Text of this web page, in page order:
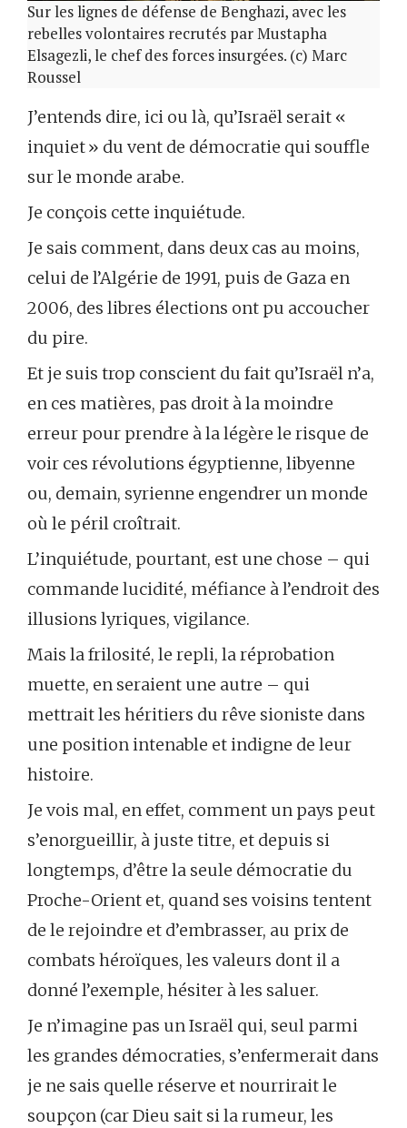
Sur les lignes de défense de Benghazi, avec les
rebelles volontaires recrutés par Mustapha
Elsagezli, le chef des forces insurgées. (c) Marc
Roussel
J’entends dire, ici ou là, qu’Israël serait «
inquiet » du vent de démocratie qui souffle
sur le monde arabe.
Je conçois cette inquiétude.
Je sais comment, dans deux cas au moins,
celui de l’Algérie de 1991, puis de Gaza en
2006, des libres élections ont pu accoucher
du pire.
Et je suis trop conscient du fait qu’Israël n’a,
en ces matières, pas droit à la moindre
erreur pour prendre à la légère le risque de
voir ces révolutions égyptienne, libyenne
ou, demain, syrienne engendrer un monde
où le péril croîtrait.
L’inquiétude, pourtant, est une chose – qui
commande lucidité, méfiance à l’endroit des
illusions lyriques, vigilance.
Mais la frilosité, le repli, la réprobation
muette, en seraient une autre – qui
mettrait les héritiers du rêve sioniste dans
une position intenable et indigne de leur
histoire.
Je vois mal, en effet, comment un pays peut
s’enorgueillir, à juste titre, et depuis si
longtemps, d’être la seule démocratie du
Proche-Orient et, quand ses voisins tentent
de le rejoindre et d’embrasser, au prix de
combats héroïques, les valeurs dont il a
donné l’exemple, hésiter à les saluer.
Je n’imagine pas un Israël qui, seul parmi
les grandes démocraties, s’enfermerait dans
je ne sais quelle réserve et nourrirait le
soupçon (car Dieu sait si la rumeur, les